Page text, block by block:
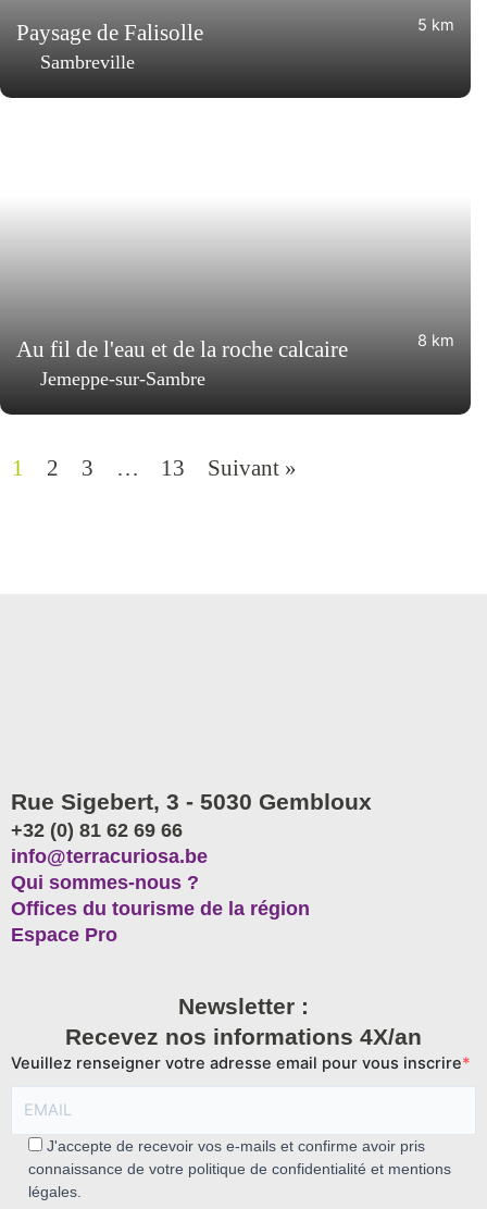
Paysage de Falisolle
Sambreville
5 km
Au fil de l'eau et de la roche calcaire
Jemeppe-sur-Sambre
8 km
1 2 3 … 13 Suivant »
Rue Sigebert, 3 - 5030 Gembloux
+32 (0) 81 62 69 66
info@terracuriosa.be
Qui sommes-nous ?
Offices du tourisme de la région
Espace Pro
Newsletter :
Recevez nos informations 4X/an
Veuillez renseigner votre adresse email pour vous inscrire
J'accepte de recevoir vos e-mails et confirme avoir pris
connaissance de votre politique de confidentialité et mentions
légales.